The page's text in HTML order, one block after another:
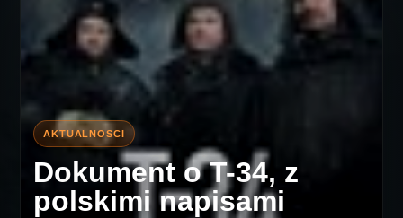
Dokument o T-34, z
polskimi napisami